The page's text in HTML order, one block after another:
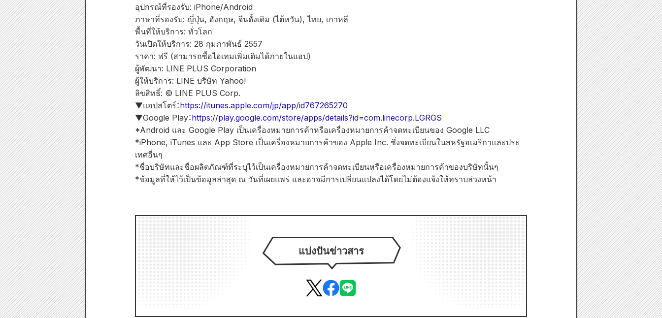
อุปกรณ์ที่รองรับ: iPhone/Android
ภาษาที่รองรับ: ญี่ปุ่น, อังกฤษ, จีนดั้งเดิม (ไต้หวัน), ไทย, เกาหลี
พื้นที่ให้บริการ: ทั่วโลก
วันเปิดให้บริการ: 28 กุมภาพันธ์ 2557
ราคา: ฟรี (สามารถซื้อไอเทมเพิ่มเติมได้ภายในแอป)
ผู้พัฒนา: LINE PLUS Corporation
ผู้ให้บริการ: LINE บริษัท Yahoo!
ลิขสิทธิ์: © LINE PLUS Corp.
▼แอปสโตร์：https://itunes.apple.com/jp/app/id767265270
▼Google Play：https://play.google.com/store/apps/details?id=com.linecorp.LGRGS
*Android และ Google Play เป็นเครื่องหมายการค้าหรือเครื่องหมายการค้าจดทะเบียนของ Google LLC
*iPhone, iTunes และ App Store เป็นเครื่องหมายการค้าของ Apple Inc. ซึ่งจดทะเบียนในสหรัฐอเมริกาและประ
เทศอื่นๆ
*ชื่อบริษัทและชื่อผลิตภัณฑ์ที่ระบุไว้เป็นเครื่องหมายการค้าจดทะเบียนหรือเครื่องหมายการค้าของบริษัทนั้นๆ
*ข้อมูลที่ให้ไว้เป็นข้อมูลล่าสุด ณ วันที่เผยแพร่ และอาจมีการเปลี่ยนแปลงได้โดยไม่ต้องแจ้งให้ทราบล่วงหน้า
แบ่งปันข่าวสาร